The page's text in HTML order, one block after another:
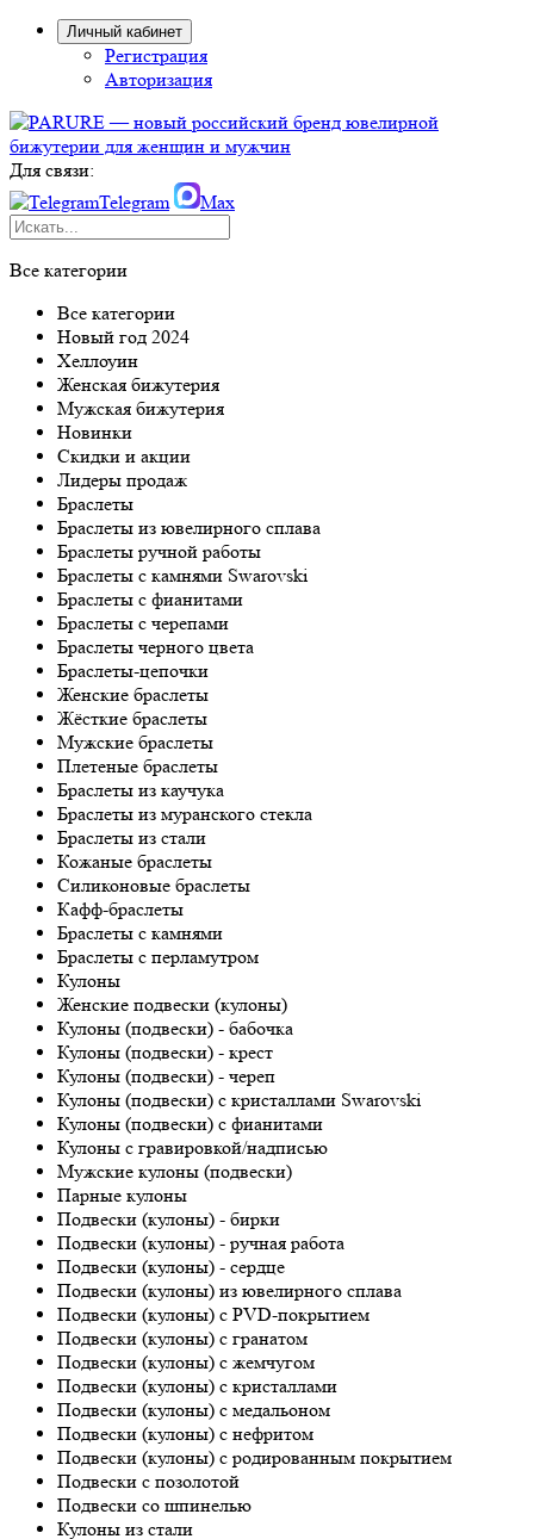
Личный кабинет
Регистрация
Авторизация
Для связи:
Telegram
Max
Все категории
Все категории
Новый год 2024
Хеллоуин
Женская бижутерия
Мужская бижутерия
Новинки
Скидки и акции
Лидеры продаж
Браслеты
Браслеты из ювелирного сплава
Браслеты ручной работы
Браслеты с камнями Swarovski
Браслеты с фианитами
Браслеты с черепами
Браслеты черного цвета
Браслеты-цепочки
Женские браслеты
Жёсткие браслеты
Мужские браслеты
Плетеные браслеты
Браслеты из каучука
Браслеты из муранского стекла
Браслеты из стали
Кожаные браслеты
Силиконовые браслеты
Кафф-браслеты
Браслеты с камнями
Браслеты с перламутром
Кулоны
Женские подвески (кулоны)
Кулоны (подвески) - бабочка
Кулоны (подвески) - крест
Кулоны (подвески) - череп
Кулоны (подвески) с кристаллами Swarovski
Кулоны (подвески) с фианитами
Кулоны с гравировкой/надписью
Мужские кулоны (подвески)
Парные кулоны
Подвески (кулоны) - бирки
Подвески (кулоны) - ручная работа
Подвески (кулоны) - сердце
Подвески (кулоны) из ювелирного сплава
Подвески (кулоны) с PVD-покрытием
Подвески (кулоны) с гранатом
Подвески (кулоны) с жемчугом
Подвески (кулоны) с кристаллами
Подвески (кулоны) с медальоном
Подвески (кулоны) с нефритом
Подвески (кулоны) с родированным покрытием
Подвески с позолотой
Подвески со шпинелью
Кулоны из стали